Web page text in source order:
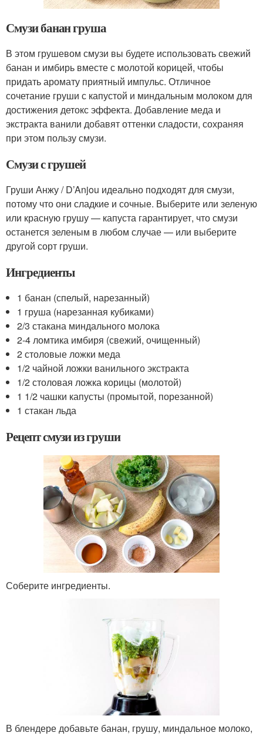
Смузи банан груша
В этом грушевом смузи вы будете использовать свежий
банан и имбирь вместе с молотой корицей, чтобы
придать аромату приятный импульс. Отличное
сочетание груши с капустой и миндальным молоком для
достижения детокс эффекта. Добавление меда и
экстракта ванили добавят оттенки сладости, сохраняя
при этом пользу смузи.
Смузи с грушей
Груши Анжу / D’Anjou идеально подходят для смузи,
потому что они сладкие и сочные. Выберите или зеленую
или красную грушу — капуста гарантирует, что смузи
останется зеленым в любом случае — или выберите
другой сорт груши.
Ингредиенты
1 банан (спелый, нарезанный)
1 груша (нарезанная кубиками)
2/3 стакана миндального молока
2-4 ломтика имбиря (свежий, очищенный)
2 столовые ложки меда
1/2 чайной ложки ванильного экстракта
1/2 столовая ложка корицы (молотой)
1 1/2 чашки капусты (промытой, порезанной)
1 стакан льда
Рецепт смузи из груши
Соберите ингредиенты.
В блендере добавьте банан, грушу, миндальное молоко,